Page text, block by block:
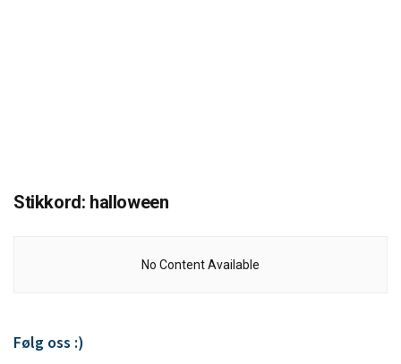
Stikkord: halloween
No Content Available
Følg oss :)